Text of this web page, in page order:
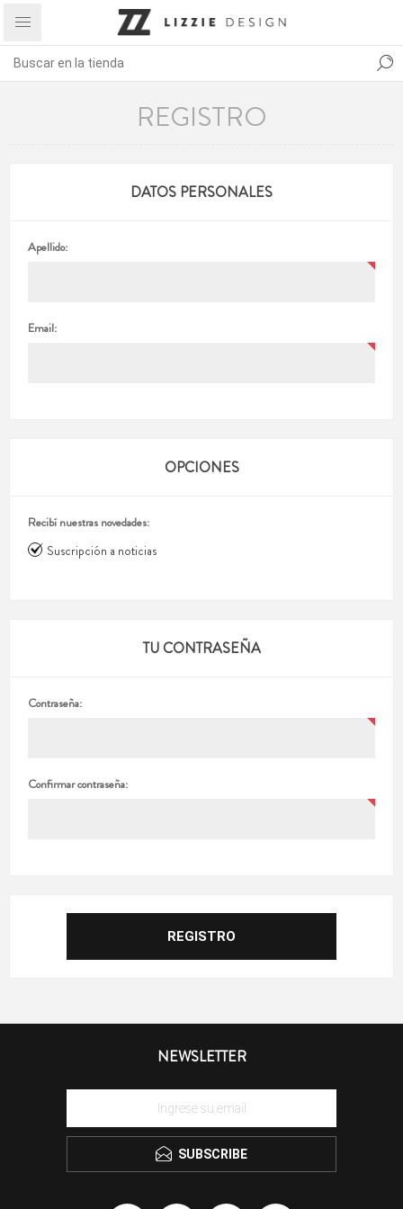
REGISTRO
DATOS PERSONALES
Apellido:
Email:
OPCIONES
Recibí nuestras novedades:
Suscripción a noticias
TU CONTRASEÑA
Contraseña:
Confirmar contraseña:
NEWSLETTER
SUBSCRIBE